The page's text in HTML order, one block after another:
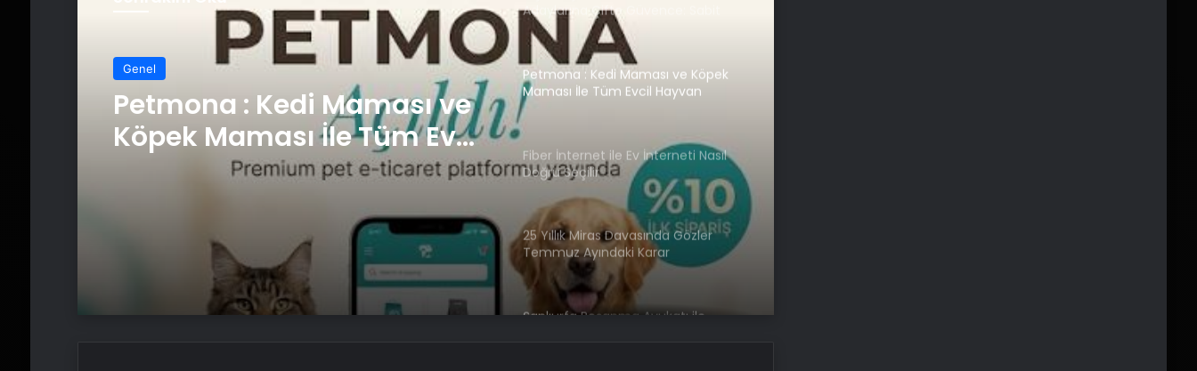
Genel
Petmona : Kedi Maması ve
Köpek Maması İle Tüm Evcil
Hayvan Ürünleri
Adaylarına Çifte Güvence: Sabit
Ücret ve Kesintisiz Burs
Petmona : Kedi Maması ve Köpek
Maması İle Tüm Evcil Hayvan
Ürünleri
Fiber İnternet ile Ev İnterneti Nasıl
Doğru Seçilir
25 Yıllık Miras Davasında Gözler
Temmuz Ayındaki Karar
Duruşmasına Çevrildi
Şanlıurfa Boşanma Avukatı ile